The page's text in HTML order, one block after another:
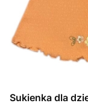
Sukienka dla